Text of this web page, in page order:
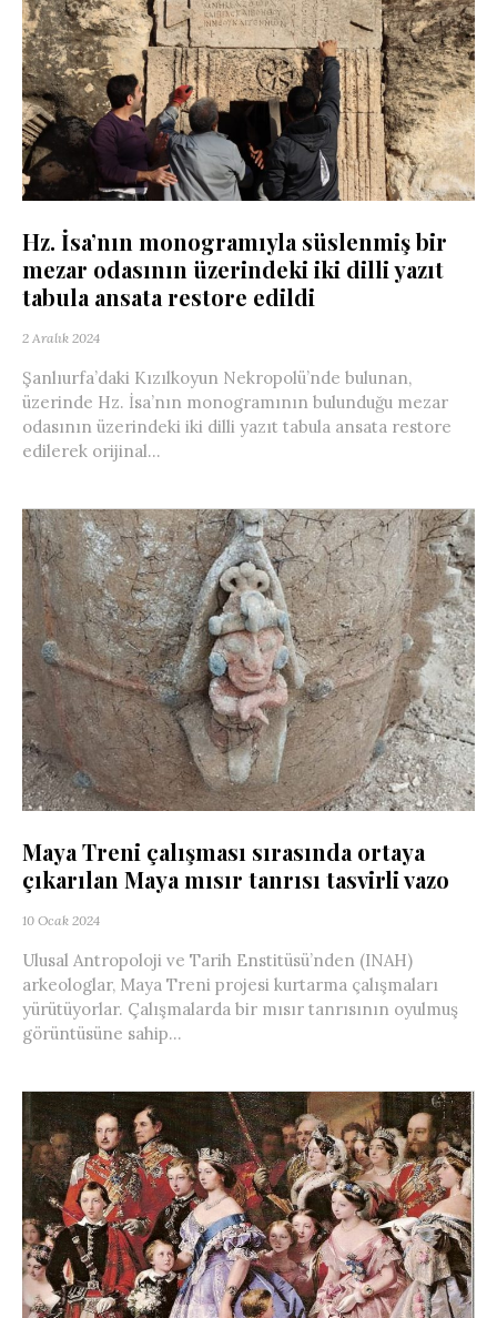
Hz. İsa’nın monogramıyla süslenmiş bir
mezar odasının üzerindeki iki dilli yazıt
tabula ansata restore edildi
2 Aralık 2024
Şanlıurfa’daki Kızılkoyun Nekropolü’nde bulunan,
üzerinde Hz. İsa’nın monogramının bulunduğu mezar
odasının üzerindeki iki dilli yazıt tabula ansata restore
edilerek orijinal...
Maya Treni çalışması sırasında ortaya
çıkarılan Maya mısır tanrısı tasvirli vazo
10 Ocak 2024
Ulusal Antropoloji ve Tarih Enstitüsü’nden (INAH)
arkeologlar, Maya Treni projesi kurtarma çalışmaları
yürütüyorlar. Çalışmalarda bir mısır tanrısının oyulmuş
görüntüsüne sahip...